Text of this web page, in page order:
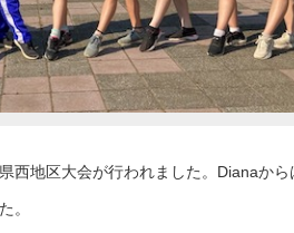
西地区大会が行われました。Dianaから
。